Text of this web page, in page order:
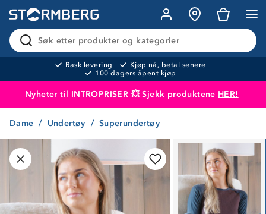
Søk etter produkter og kategorier
Rask levering
Kjøp nå, betal senere
100 dagers åpent kjøp
Nyheter til INTROPRISER 💥 Sjekk produktene HER!
Produktet er lagt i handlekurven
Dame Undertøy Superundertøy